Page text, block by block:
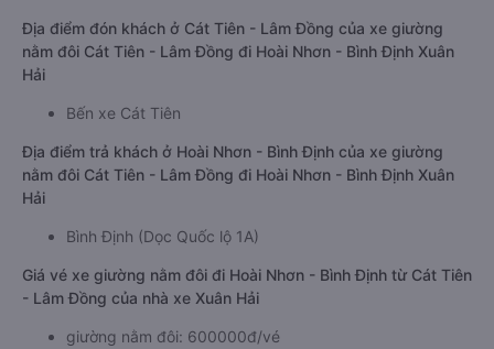
Địa điểm đón khách ở Cát Tiên - Lâm Đồng của xe giường
nằm đôi Cát Tiên - Lâm Đồng đi Hoài Nhơn - Bình Định Xuân
Hải
Bến xe Cát Tiên
Địa điểm trả khách ở Hoài Nhơn - Bình Định của xe giường
nằm đôi Cát Tiên - Lâm Đồng đi Hoài Nhơn - Bình Định Xuân
Hải
Bình Định (Dọc Quốc lộ 1A)
Giá vé xe giường nằm đôi đi Hoài Nhơn - Bình Định từ Cát Tiên
- Lâm Đồng của nhà xe Xuân Hải
giường nằm đôi: 600000đ/vé